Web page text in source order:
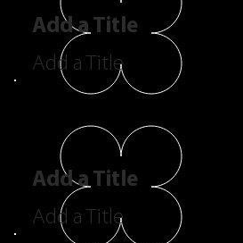
Add a Title
Add a Title
Add a Title
Add a Title